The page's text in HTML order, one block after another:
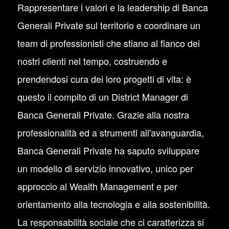
Rappresentare i valori e la leadership di Banca
Generali Private sul territorio e coordinare un
team di professionisti che stiano al fianco dei
nostri clienti nel tempo, costruendo e
prendendosi cura dei loro progetti di vita: è
questo il compito di un District Manager di
Banca Generali Private. Grazie alla nostra
professionalità ed a strumenti all'avanguardia,
Banca Generali Private ha saputo sviluppare
un modello di servizio innovativo, unico per
approccio al Wealth Management e per
orientamento alla tecnologia e alla sostenibilità.
La responsabilità sociale che ci caratterizza si